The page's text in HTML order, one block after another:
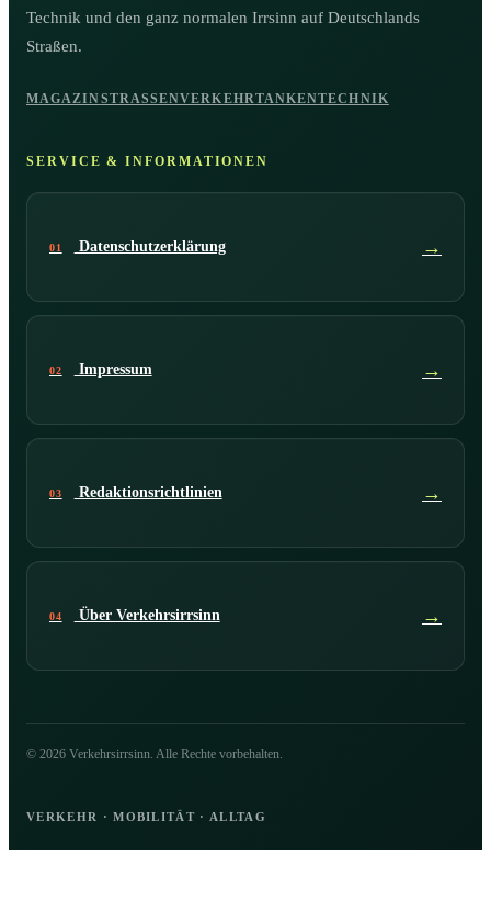
Technik und den ganz normalen Irrsinn auf Deutschlands
Straßen.
MAGAZINSTRASSENVERKEHR TANKENTECHNIK
SERVICE & INFORMATIONEN
01 Datenschutzerklärung →
02 Impressum →
03 Redaktionsrichtlinien →
04 Über Verkehrsirrsinn →
© 2026 Verkehrsirrsinn. Alle Rechte vorbehalten.
VERKEHR · MOBILITÄT · ALLTAG